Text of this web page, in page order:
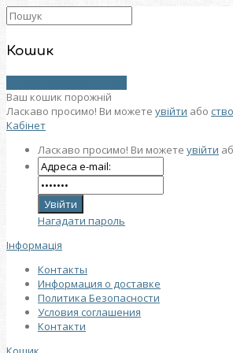
Кошик
Ваш кошик порожній
Ласкаво просимо! Ви можете увійти або
Кабінет
Ласкаво просимо! Ви можете увійти
Нагадати пароль
Інформація
Контакты
Информация о доставке
Политика Безопасности
Условия соглашения
Контакти